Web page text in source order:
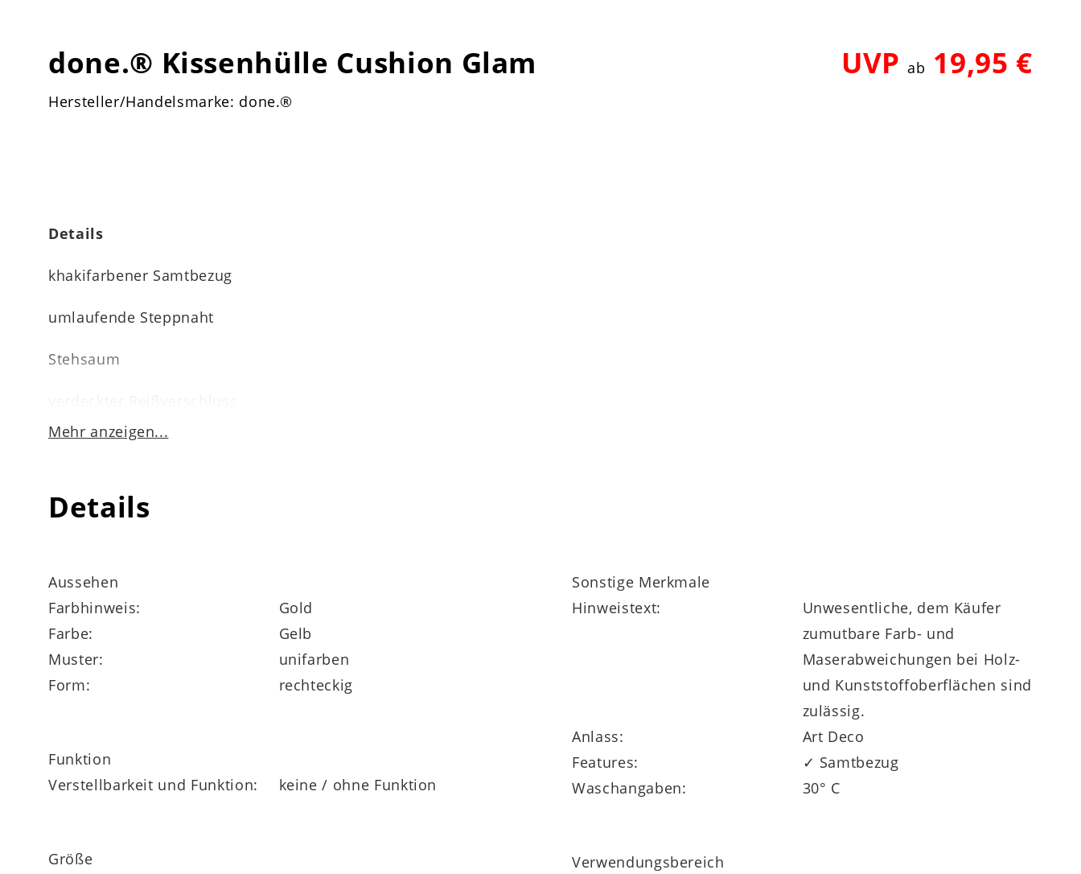
done.® Kissenhülle Cushion Glam UVPab 19,95 €
Hersteller/Handelsmarke: done.®
Details
khakifarbener Samtbezug
umlaufende Steppnaht
Stehsaum
nicht chemisch reinigen
nicht bleichen
Mehr anzeigen...
Details
Aussehen
Farbhinweis:
Gold
Farbe:
Gelb
Muster:
unifarben
Form:
rechteckig
Funktion
Verstellbarkeit und Funktion:
keine / ohne Funktion
Größe
Sonstige Merkmale
Hinweistext:
Unwesentliche, dem Käufer
zumutbare Farb- und
Maserabweichungen bei Holz-
und Kunststoffoberflächen sind
zulässig.
Anlass:
Art Deco
Features:
✓ Samtbezug
Waschangaben:
30° C
Verwendungsbereich